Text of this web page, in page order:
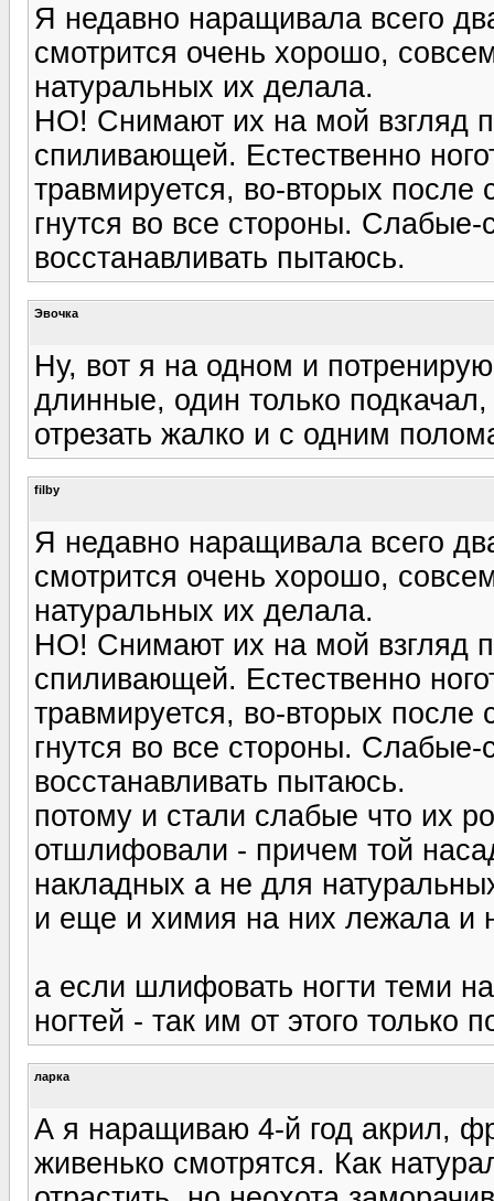
Я недавно наращивала всего
смотрится очень хорошо,
натуральных их делала.
НО! Снимают их на мой взгляд
спиливающей. Естественно
травмируется, во-вторых после
гнутся во все стороны.
восстанавливать пытаюсь.
Эвочка
Ну, вот я на одном и
длинные, один только
отрезать жалко и с одним
filby
Я недавно наращивала всего
смотрится очень хорошо,
натуральных их делала.
НО! Снимают их на мой взгляд
спиливающей. Естественно
травмируется, во-вторых после
гнутся во все стороны.
восстанавливать пытаюсь.
потому и стали слабые что их
отшлифовали - причем той
накладных а не для
и еще и химия на них лежала и
а если шлифовать ногти теми
ногтей - так им от этого только
ларка
А я наращиваю 4-й год акрил,
живенько смотрятся. Как